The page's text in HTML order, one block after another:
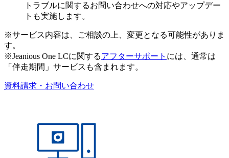
トラブルに関するお問い合わせへの対応やアップデー
トも実施します。
※サービス内容は、ご相談の上、変更となる可能性がありま
す。
※Jeanious One LCに関するアフターサポート には、通常は
「伴走期間」サービスも含まれます。
資料請求・お問い合わせ